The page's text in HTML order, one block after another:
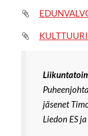
jäsenet
Liedon ES